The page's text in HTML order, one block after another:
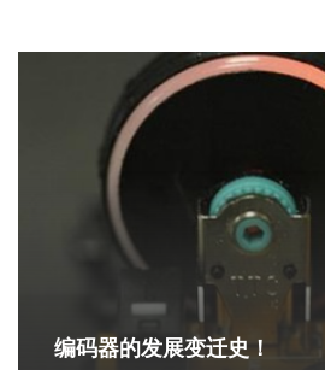
编码器的发展变迁史！